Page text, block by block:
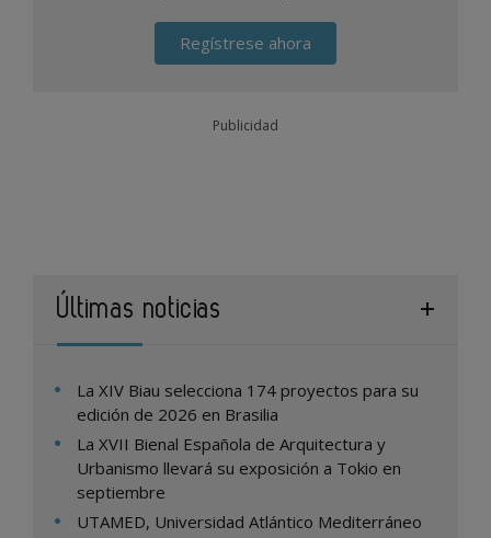
Regístrese ahora
Publicidad
Últimas noticias
La XIV Biau selecciona 174 proyectos para su
edición de 2026 en Brasilia
La XVII Bienal Española de Arquitectura y
Urbanismo llevará su exposición a Tokio en
septiembre
UTAMED, Universidad Atlántico Mediterráneo